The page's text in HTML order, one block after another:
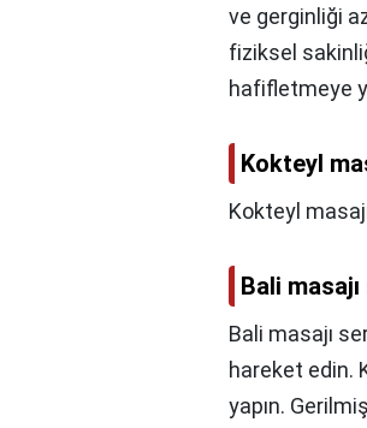
ve gerginliği
fiziksel
hafifletmeye
Kokteyl
Kokteyl
Bali
Bali masajı
hareket edin.
yapın.